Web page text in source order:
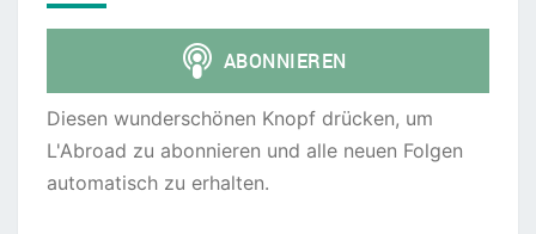
Diesen wunderschönen Knopf drücken, um
L'Abroad zu abonnieren und alle neuen Folgen
automatisch zu erhalten.